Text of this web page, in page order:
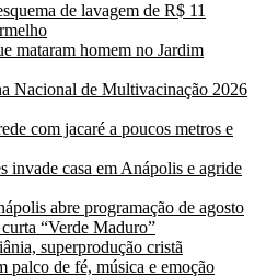
de lavagem de R$ 11
mataram homem no Jardim
Nacional de Multivacinação 2026
com jacaré a poucos metros e
invade casa em Anápolis e agride
abre programação de agosto
“Verde Maduro”
superprodução cristã
palco de fé, música e emoção